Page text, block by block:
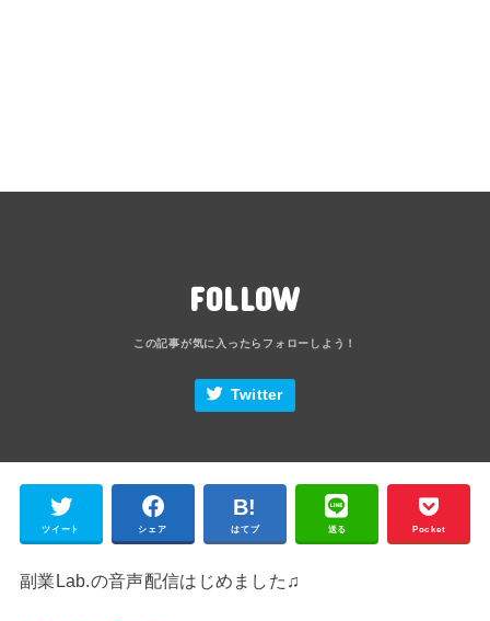
FOLLOW
Twitter
ツイート シェア はてブ 送る Pocket
副業Lab.の音声配信はじめました♫